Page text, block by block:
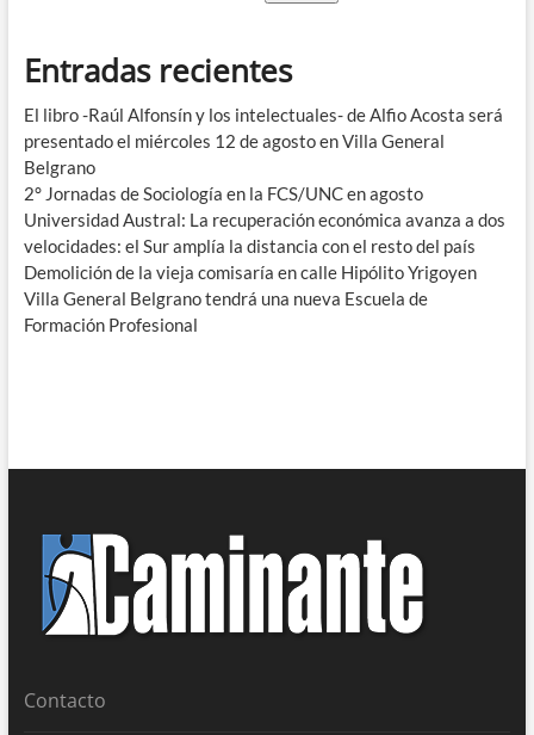
Entradas recientes
El libro -Raúl Alfonsín y los intelectuales- de Alfio Acosta será
presentado el miércoles 12 de agosto en Villa General
Belgrano
2° Jornadas de Sociología en la FCS/UNC en agosto
Universidad Austral: La recuperación económica avanza a dos
velocidades: el Sur amplía la distancia con el resto del país
Demolición de la vieja comisaría en calle Hipólito Yrigoyen
Villa General Belgrano tendrá una nueva Escuela de
Formación Profesional
Contacto